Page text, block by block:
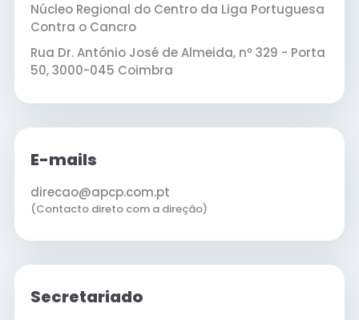
Núcleo Regional do Centro da Liga Portuguesa
Contra o Cancro
Rua Dr. António José de Almeida, nº 329 - Porta
50, 3000-045 Coimbra
E-mails
direcao@apcp.com.pt
(Contacto direto com a direção)
Secretariado